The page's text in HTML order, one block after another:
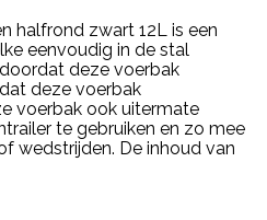
halfrond zwart 12L is een
eenvoudig in de stal
deze voerbak
deze voerbak
voerbak ook uitermate
te gebruiken en zo mee
wedstrijden. De inhoud van